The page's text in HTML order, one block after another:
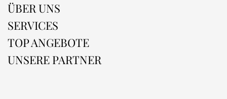
ÜBER UNS
SERVICES
TOP ANGEBOTE
UNSERE PARTNER